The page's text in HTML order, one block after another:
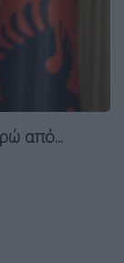
από...